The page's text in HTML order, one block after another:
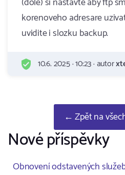
korenoveho adresare
uvidite i slozku backup.
10.6. 2025 · 10:23 · autor
← Zpět na
Nové příspěvky
Obnovení odstavených